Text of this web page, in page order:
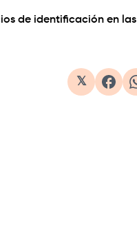
de identificación en las
𝕏